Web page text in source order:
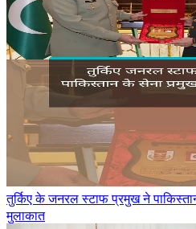
तुर्किए के जनरल स्टाफ प्रमुख ने
मुलाकात